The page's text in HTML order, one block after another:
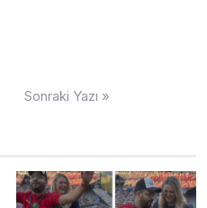
Sonraki Yazı »